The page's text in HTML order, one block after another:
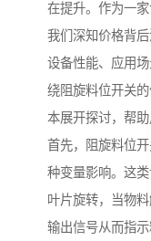
在提升。作为一
我们深知价格背
设备性能、应用
绕阻旋料位开关
本展开探讨，帮助
首先，阻旋料位
种变量影响。这
叶片旋转，当物
输出信号从而指